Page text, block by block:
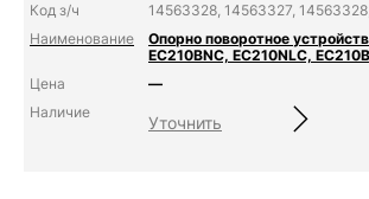
14563328, 14563327,
Опорно поворотное
EC210BNC, EC210NLC,
—
Уточнить